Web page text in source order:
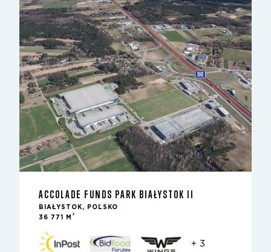
ACCOLADE FUNDS PARK BIAŁYSTOK II
BIAŁYSTOK, POĽSKO
36 771 M
2
+ 3